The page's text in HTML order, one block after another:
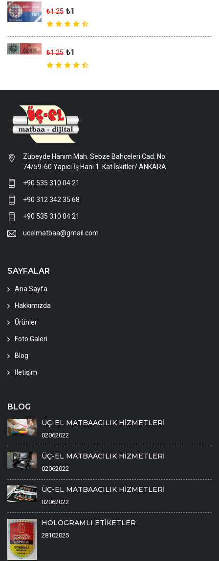
₺1.25 ₺1
₺1.25 ₺1
Zübeyde Hanım Mah. Sebze Bahçeleri Cad. No:
74/59-60 Yapıcı İş Hanı 1. Kat İskitler/ ANKARA
+90 535 310 04 21
+90 312 342 35 68
+90 535 310 04 21
ucelmatbaa@gmail.com
SAYFALAR
Ana Sayfa
Hakkımızda
Ürünler
Foto Galeri
Blog
İletişim
BLOG
ÜÇ-EL MATBAACILIK HİZMETLERİ
02062022
ÜÇ-EL MATBAACILIK HİZMETLERİ
02062022
ÜÇ-EL MATBAACILIK HİZMETLERİ
02062022
HOLOGRAMLI ETİKETLER
28102025